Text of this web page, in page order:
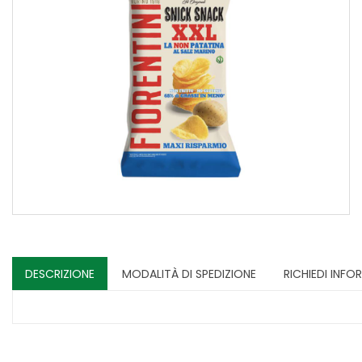
DESCRIZIONE MODALITÀ DI SPEDIZIONE RICHIEDI